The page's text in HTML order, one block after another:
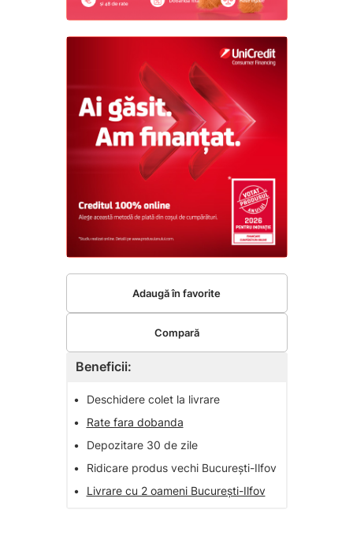
Beneficii:
•
Deschidere colet la livrare
•
Rate fara dobanda
•
Depozitare 30 de zile
•
Ridicare produs vechi București-Ilfov
•
Livrare cu 2 oameni București-Ilfov
Adaugă în favorite
Compară